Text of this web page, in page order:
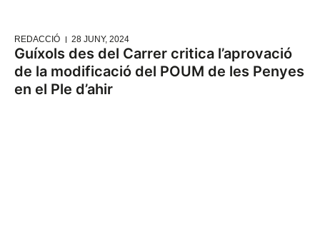
REDACCIÓ 28 JUNY, 2024
Guíxols des del Carrer critica l’aprovació
de la modificació del POUM de les Penyes
en el Ple d’ahir